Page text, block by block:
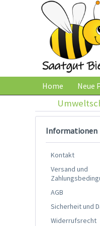
Home Neue
Informationen
Kontakt
Versand und
AGB
Sicherheit und
Widerrufsrecht